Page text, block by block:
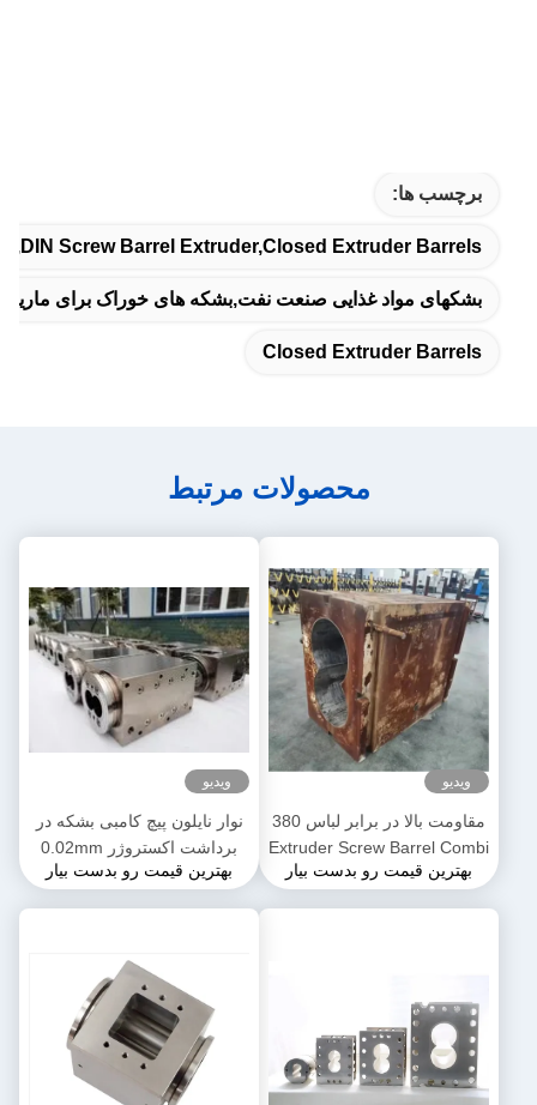
برچسب ها:
Screw Barrel Extruder,Closed Extruder Barrels
بشکهای مواد غذایی صنعت نفت,بشکه های خوراک برای
Closed Extruder Barrels
محصولات مرتبط
ویدیو
مقاومت بالا در برابر لباس 380
Extruder Screw Barrel Combi
Barrels برای پتروشیمی
بهترین قیمت رو بدست بیار
ویدیو
نوار نایلون پیچ کامبی بشکه در
برداشت اکستروژر 0.02mm
برای ماشین اکستروژ پلاستیکی
بهترین قیمت رو بدست بیار